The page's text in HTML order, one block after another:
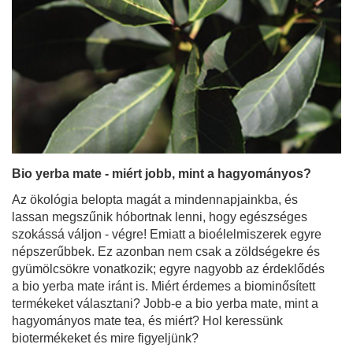
Bio yerba mate - miért jobb, mint a hagyományos?
Az ökológia belopta magát a mindennapjainkba, és
lassan megszűnik hóbortnak lenni, hogy egészséges
szokássá váljon - végre! Emiatt a bioélelmiszerek egyre
népszerűbbek. Ez azonban nem csak a zöldségekre és
gyümölcsökre vonatkozik; egyre nagyobb az érdeklődés
a bio yerba mate iránt is. Miért érdemes a biominősített
termékeket választani? Jobb-e a bio yerba mate, mint a
hagyományos mate tea, és miért? Hol keressünk
biotermékeket és mire figyeljünk?